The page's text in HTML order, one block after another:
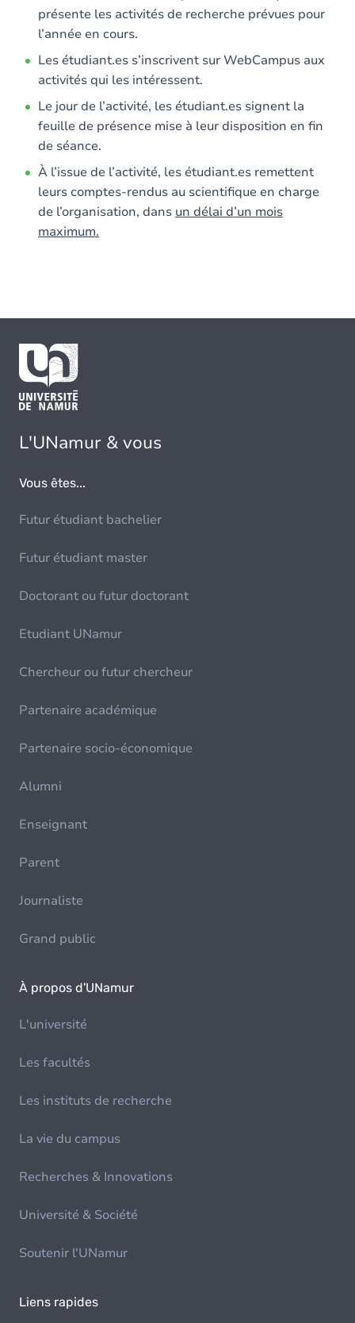
présente les activités de recherche prévues pour
l’année en cours.
Les étudiant.es s’inscrivent sur WebCampus aux
activités qui les intéressent.
Le jour de l’activité, les étudiant.es signent la
feuille de présence mise à leur disposition en fin
de séance.
À l’issue de l’activité, les étudiant.es remettent
leurs comptes-rendus au scientifique en charge
de l’organisation, dans un délai d’un mois
maximum.
L'UNamur & vous
Vous êtes...
Futur étudiant bachelier
Futur étudiant master
Doctorant ou futur doctorant
Etudiant UNamur
Chercheur ou futur chercheur
Partenaire académique
Partenaire socio-économique
Alumni
Enseignant
Parent
Journaliste
Grand public
À propos d'UNamur
L'université
Les facultés
Les instituts de recherche
La vie du campus
Recherches & Innovations
Université & Société
Soutenir l'UNamur
Liens rapides